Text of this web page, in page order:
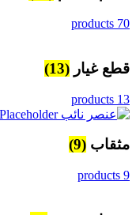
70 products
قطع غيار (13)
13 products
مثقاب (9)
9 products